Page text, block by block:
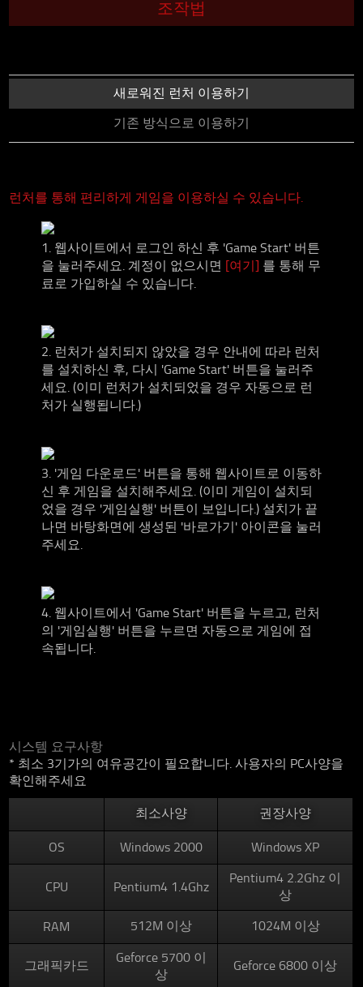
조작법
새로워진 런처 이용하기
기존 방식으로 이용하기
런처를 통해 편리하게 게임을 이용하실 수 있습니다.
1. 웹사이트에서 로그인 하신 후 'Game Start' 버튼
을 눌러주세요. 계정이 없으시면 [여기] 를 통해 무
료로 가입하실 수 있습니다.
2. 런처가 설치되지 않았을 경우 안내에 따라 런처
를 설치하신 후, 다시 'Game Start' 버튼을 눌러주
세요. (이미 런처가 설치되었을 경우 자동으로 런
처가 실행됩니다.)
3. '게임 다운로드' 버튼을 통해 웹사이트로 이동하
신 후 게임을 설치해주세요. (이미 게임이 설치되
었을 경우 '게임실행' 버튼이 보입니다.) 설치가 끝
나면 바탕화면에 생성된 '바로가기' 아이콘을 눌러
주세요.
4. 웹사이트에서 'Game Start' 버튼을 누르고, 런처
의 '게임실행' 버튼을 누르면 자동으로 게임에 접
속됩니다.
시스템 요구사항
* 최소 3기가의 여유공간이 필요합니다. 사용자의 PC사양을
확인해주세요
최소사양 권장사양
OS Windows 2000 Windows XP
CPU Pentium4 1.4Ghz
Pentium4 2.2Ghz 이
상
RAM 512M 이상 1024M 이상
그래픽카드
Geforce 5700 이
상
Geforce 6800 이상